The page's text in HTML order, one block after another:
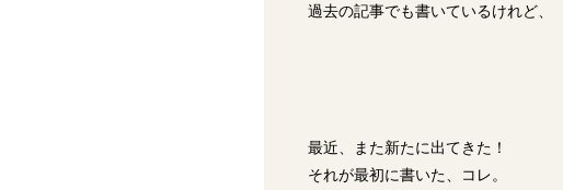
過去の記事でも書いているけれど、
最近、また新たに出てきた！
それが最初に書いた、コレ。